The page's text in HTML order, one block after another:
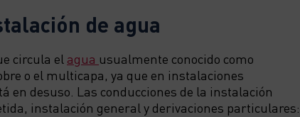
de agua
circula el agua usualmente conocido como
o el multicapa, ya que en instalaciones
en desuso. Las conducciones de la instalación
instalación general y derivaciones particulares: